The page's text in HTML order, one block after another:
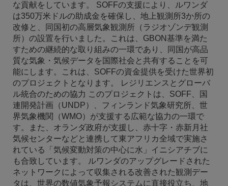
な貢献をしています。 SOFFの支援により、ルワンダ
は350万米ドルの助成金を確保し、地上観測所3か所の
改修と、同国初の高層気象観測所（ラジオゾンデ観測
所）の設置を行いました。これは、GBON基準を満た
すための継続的な取り組みの一環であり、同国が高品
質な気象・気候データを国際社会と共有することを可
能にします。これは、SOFFの資金提供を受けた世界初
のプロジェクトとなります。 レジリエンスとグローバ
ル統合のための協力 このプロジェクトは、SOFF、国
連開発計画（UNDP）、フィンランド気象研究所、世
界気象機関（WMO）が支援する広範な協力の一環で
す。また、オランダ政府が支援し、赤十字・赤新月社
気候センターなどと連携して東アフリカ全域で実施さ
れている「気候変動対策の中心に水」イニシアチブに
も合致しています。 ルワンダのアップグレードされた
ネットワークによって収集される改善された観測デー
タは、世界の数値気象予報システムに直接役立ち、地